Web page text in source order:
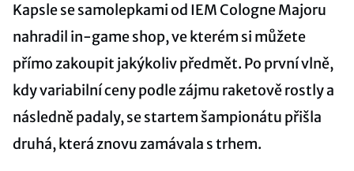
Kapsle se samolepkami od IEM Cologne Majoru
nahradil in-game shop, ve kterém si můžete
přímo zakoupit jakýkoliv předmět. Po první vlně,
kdy variabilní ceny podle zájmu raketově rostly a
následně padaly, se startem šampionátu přišla
druhá, která znovu zamávala s trhem.